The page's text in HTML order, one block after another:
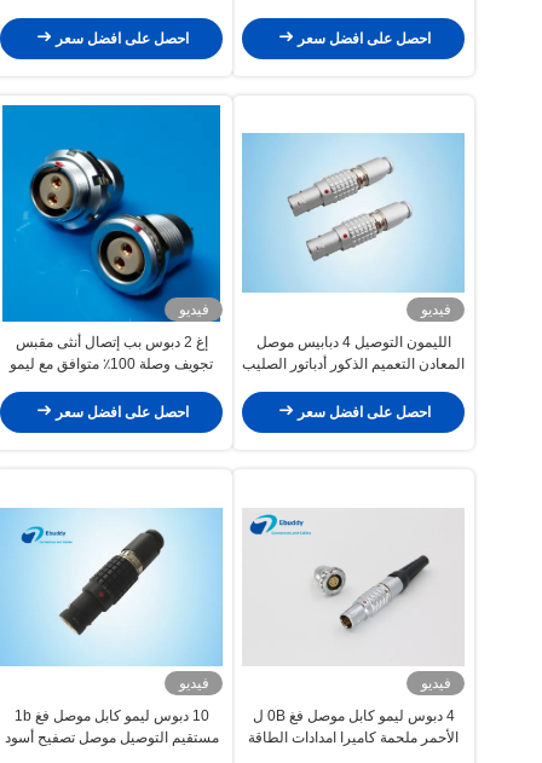
تشغيل إيقاف
احصل على افضل سعر احصل على افضل سعر
فيديو
الليمون التوصيل 4 دبابيس موصل
المعادن التعميم الذكور أدباتور الصليب
احصل على افضل سعر
فيديو
إغ 2 دبوس بب إتصال أنثى مقبس
تجويف وصلة 100٪ متوافق مع ليمو
احصل على افضل سعر
فيديو
4 دبوس ليمو كابل موصل فغ 0B ل
الأحمر ملحمة كاميرا امدادات الطاقة
فيديو
10 دبوس ليمو كابل موصل فغ 1b
مستقيم التوصيل موصل تصفيح أسود